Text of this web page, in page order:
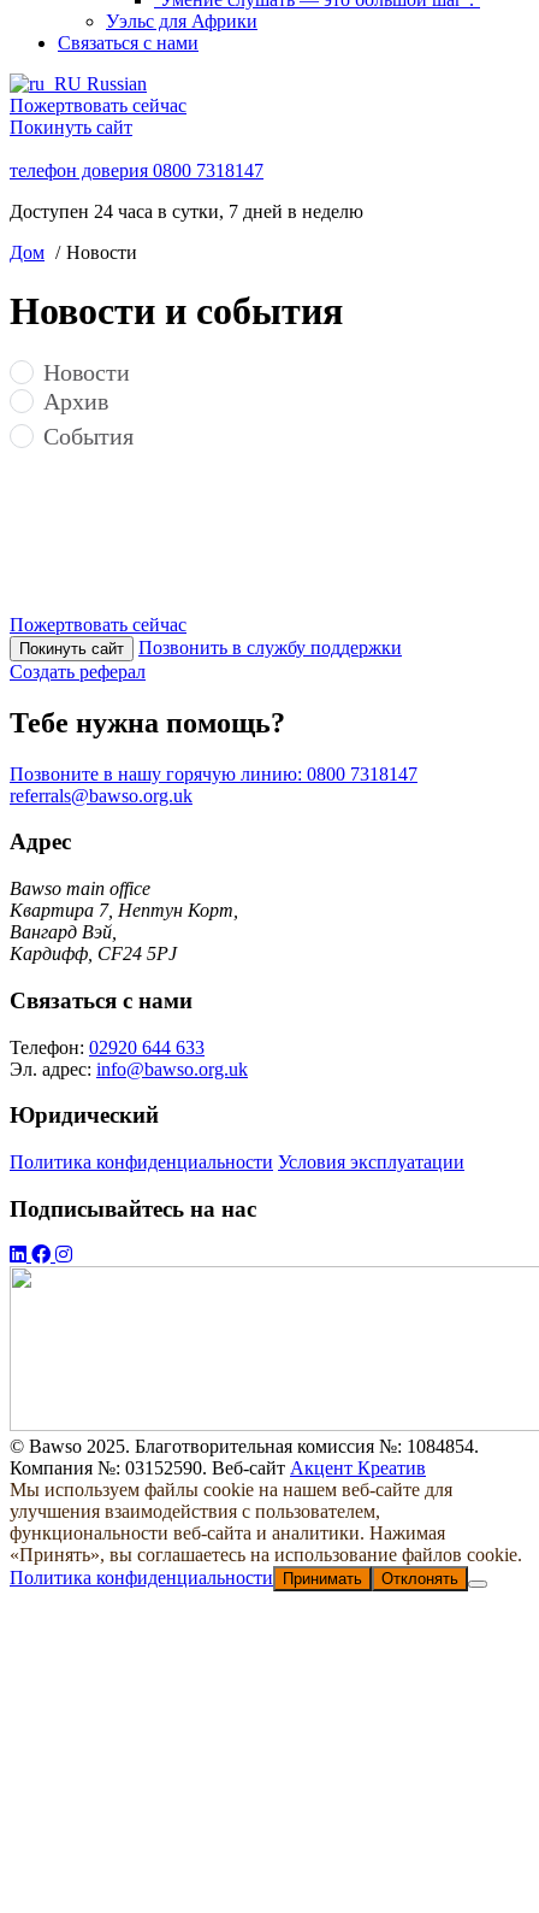
Уэльс для Африки
Связаться с нами
Russian
Пожертвовать сейчас
Покинуть сайт
телефон доверия 0800 7318147
Доступен 24 часа в сутки, 7 дней в неделю
Дом
Новости
Новости и события
Новости
Архив
События
Пожертвовать сейчас
Покинуть сайт
Позвонить в службу поддержки
Создать реферал
Тебе нужна помощь?
Позвоните в нашу горячую линию: 0800 7318147
referrals@bawso.org.uk
Адрес
Bawso main office
Квартира 7, Нептун Корт,
Вангард Вэй,
Кардифф, CF24 5PJ
Связаться с нами
Телефон: 02920 644 633
Эл. адрес: info@bawso.org.uk
Юридический
Политика конфиденциальности Условия эксплуатации
Подписывайтесь на нас
© Bawso 2025. Благотворительная комиссия №: 1084854.
Компания №: 03152590. Веб-сайт Акцент Креатив
Мы используем файлы cookie на нашем веб-сайте для
улучшения взаимодействия с пользователем,
функциональности веб-сайта и аналитики. Нажимая
«Принять», вы соглашаетесь на использование файлов cookie.
Политика конфиденциальности
Принимать Отклонять